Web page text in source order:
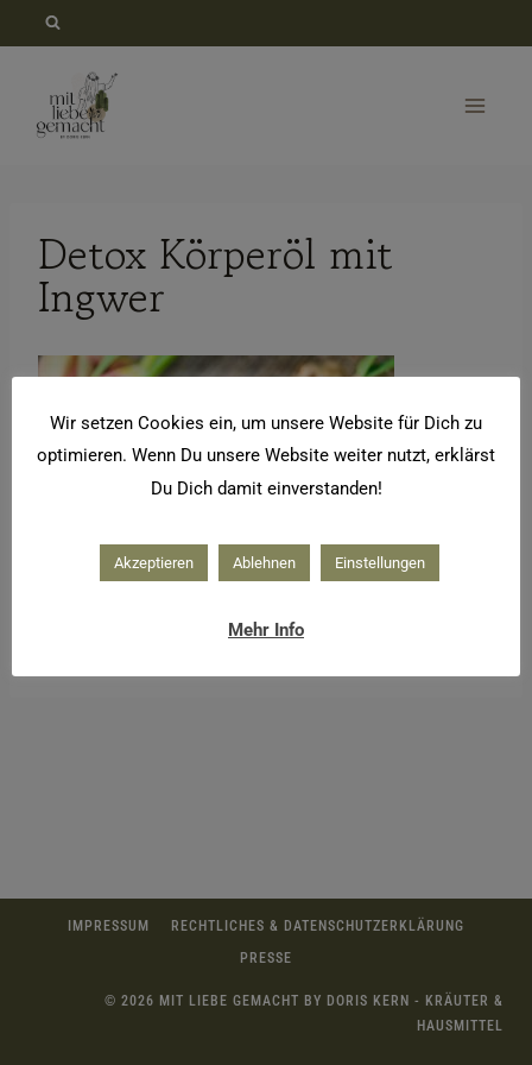
springen
Detox Körperöl mit
Ingwer
IMPRESSUM
RECHTLICHES & DATENSCHUTZERKLÄRUNG
PRESSE
© 2026 MIT LIEBE GEMACHT BY DORIS KERN - KRÄUTER &
HAUSMITTEL
Wir setzen Cookies ein, um unsere Website für Dich zu
optimieren. Wenn Du unsere Website weiter nutzt, erklärst
Du Dich damit einverstanden!
Akzeptieren Ablehnen Einstellungen
Mehr Info